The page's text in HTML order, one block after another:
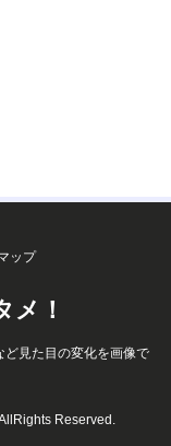
ップ
メ！
見た目の変化を画像で
Reserved.